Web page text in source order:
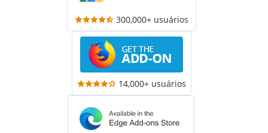
300,000+ usuários
14,000+ usuários